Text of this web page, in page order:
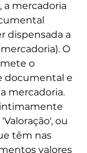
a mercadoria
dispensada a
O
o
documental e
mercadoria.
intimamente
ou
têm nas
valores